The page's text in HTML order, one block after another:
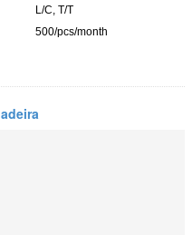
L/C, T/T
500/pcs/month